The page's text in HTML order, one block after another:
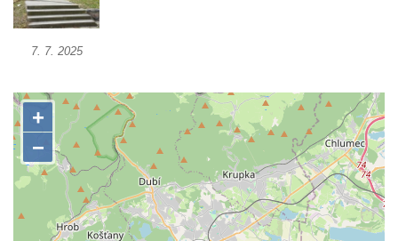
Kříž na návsi v Plavu
Boží muka v Plavu
Práchně
Kříž na rozcestí u domu čp. 283 v Dolním
Podluží
Görnerův kříž u silnice č. 264 v Dolním
Podluží
Kříž u domu čp. 155 v Chřibské
7. 7. 2025